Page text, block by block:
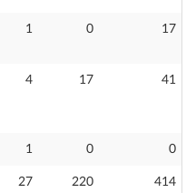
1 0 17
4 17 41
1 0 0
27 220 414